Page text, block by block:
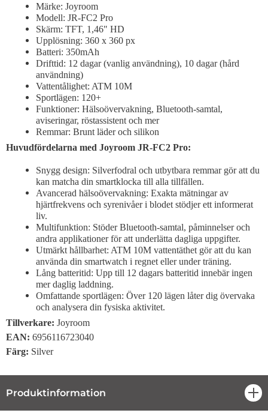
Märke: Joyroom
Modell: JR-FC2 Pro
Skärm: TFT, 1,46" HD
Upplösning: 360 x 360 px
Batteri: 350mAh
Drifttid: 12 dagar (vanlig användning), 10 dagar (hård
användning)
Vattentålighet: ATM 10M
Sportlägen: 120+
Funktioner: Hälsoövervakning, Bluetooth-samtal,
aviseringar, röstassistent och mer
Remmar: Brunt läder och silikon
Huvudfördelarna med Joyroom JR-FC2 Pro:
Snygg design: Silverfodral och utbytbara remmar gör att du
kan matcha din smartklocka till alla tillfällen.
Avancerad hälsoövervakning: Exakta mätningar av
hjärtfrekvens och syrenivåer i blodet stödjer ett informerat
liv.
Multifunktion: Stöder Bluetooth-samtal, påminnelser och
andra applikationer för att underlätta dagliga uppgifter.
Utmärkt hållbarhet: ATM 10M vattentäthet gör att du kan
använda din smartwatch i regnet eller under träning.
Lång batteritid: Upp till 12 dagars batteritid innebär ingen
mer daglig laddning.
Omfattande sportlägen: Över 120 lägen låter dig övervaka
och analysera din fysiska aktivitet.
Tillverkare: Joyroom
EAN: 6956116723040
Färg: Silver
Produktinformation